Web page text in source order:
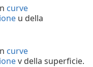
curve
u della
curve
v della superficie.